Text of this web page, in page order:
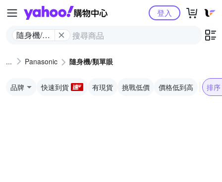
Yahoo購物中心
隨身機/類
登入
Panasonic 隨身機/類單眼
品牌 快速到貨 有現貨 挑戰低價 價格低到高 排序